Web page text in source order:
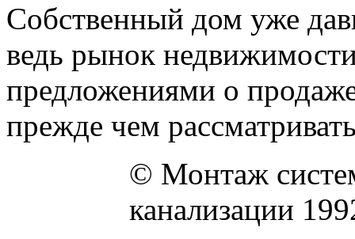
Собственный дом уже
ведь рынок
предложениями о
прежде чем
© Монтаж
канализации